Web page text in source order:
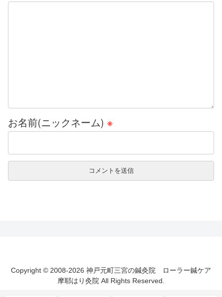
お名前(ニックネーム) ※
Copyright © 2008-2026 神戸元町三宮の鍼灸院 ローラー鍼ケア
摩耶はり灸院 All Rights Reserved.